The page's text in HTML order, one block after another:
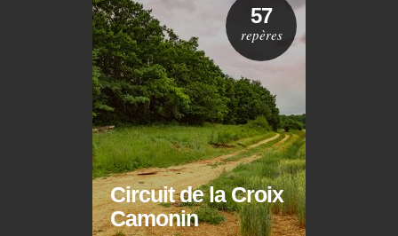
Circuit de la Croix
Camonin
57
repères